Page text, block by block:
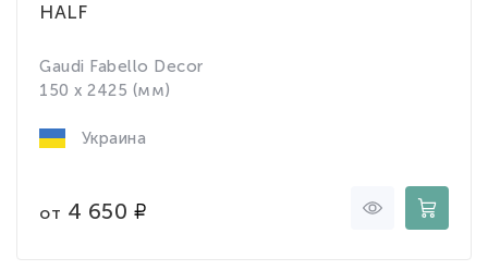
HALF
Gaudi Fabello Decor
150 x 2425 (мм)
Украина
от 4 650